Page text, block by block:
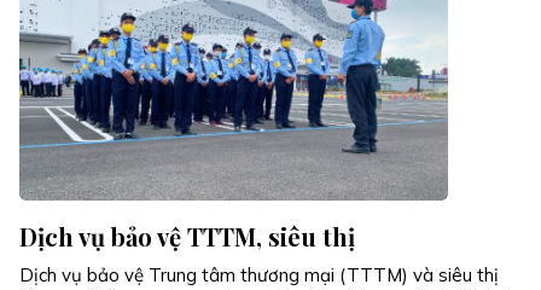
Dịch vụ bảo vệ TTTM, siêu thị
Dịch vụ bảo vệ Trung tâm thương mại (TTTM) và siêu thị